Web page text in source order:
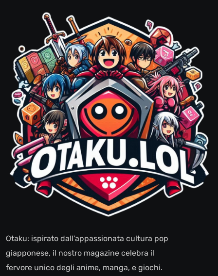
Otaku: ispirato dall'appassionata cultura pop
giapponese, il nostro magazine celebra il
fervore unico degli anime, manga, e giochi.